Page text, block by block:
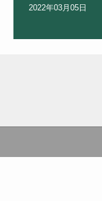
2022年03月05日